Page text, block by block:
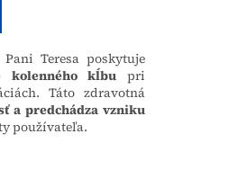
Teresa poskytuje
kolenného kĺbu pri
Táto zdravotná
a predchádza vzniku
používateľa.